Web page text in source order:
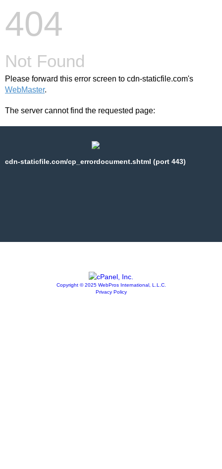
404
Not Found
Please forward this error screen to cdn-staticfile.com's
WebMaster.
The server cannot find the requested page:
cdn-staticfile.com/cp_errordocument.shtml (port 443)
Copyright © 2025 WebPros International, L.L.C.
Privacy Policy